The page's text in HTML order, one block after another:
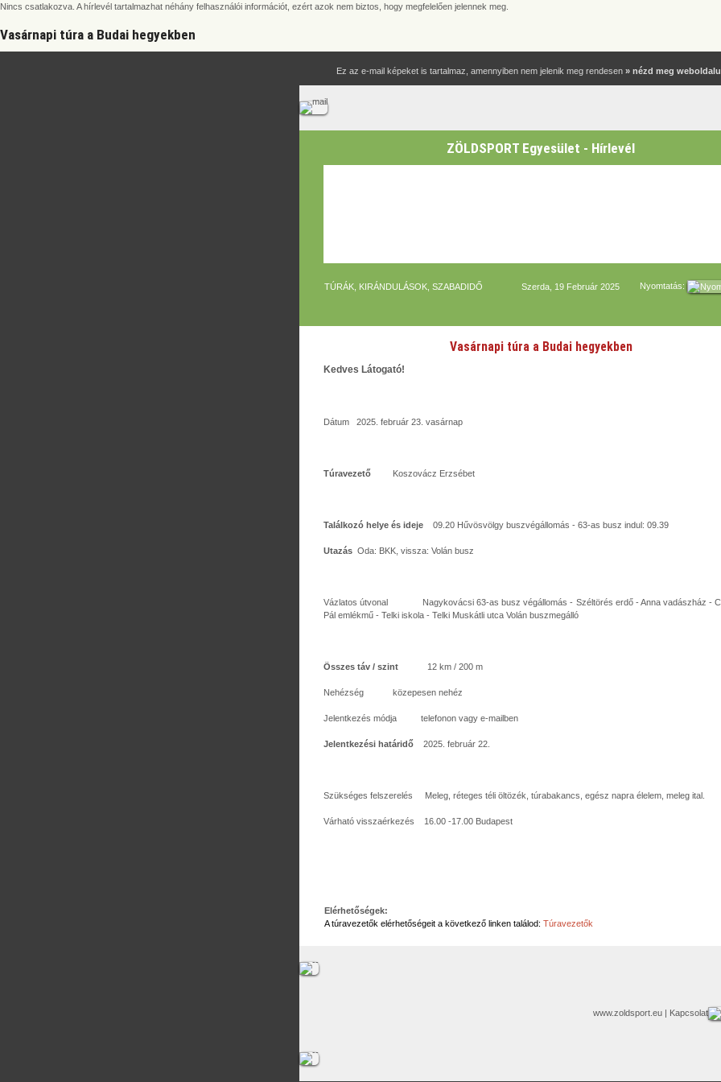
Nincs csatlakozva. A hírlevél tartalmazhat néhány felhasználói információt, ezért azok nem biztos, hogy megfelelően jelennek meg.
Vasárnapi túra a Budai hegyekben
Ez az e-mail képeket is tartalmaz, amennyiben nem jelenik meg rendesen » nézd meg
ZÖLDSPORT Egyesület - Hírlevél
TÚRÁK, KIRÁNDULÁSOK, SZABADIDŐ Szerda, 19 Február 2025 Nyomtatás:
Vasárnapi túra a Budai hegyekben
Kedves Látogató!
Dátum 2025. február 23. vasárnap
Túravezető Koszovácz Erzsébet
Találkozó helye és ideje 09.20 Hűvösvölgy buszvégállomás - 63-as busz indul: 09.39
Utazás Oda: BKK, vissza: Volán busz
Vázlatos útvonal Nagykovácsi 63-as busz végállomás - Széltörés erdő - Anna vadászház -
Pál emlékmű - Telki iskola - Telki Muskátli utca Volán buszmegálló
Összes táv / szint 12 km / 200 m
Nehézség közepesen nehéz
Jelentkezés módja telefonon vagy e-mailben
Jelentkezési határidő 2025. február 22.
Szükséges felszerelés Meleg, réteges téli öltözék, túrabakancs, egész napra élelem, meleg ital.
Várható visszaérkezés 16.00 -17.00 Budapest
Elérhetőségek:
A túravezetők elérhetőségeit a következő linken találod: Túravezetők
www.zoldsport.eu | Kapcsolat